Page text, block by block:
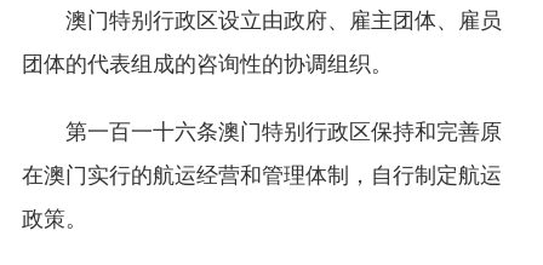
澳门特别行政区设立由政府、雇主团体、雇员
团体的代表组成的咨询性的协调组织。
第一百一十六条澳门特别行政区保持和完善原
在澳门实行的航运经营和管理体制，自行制定航运
政策。